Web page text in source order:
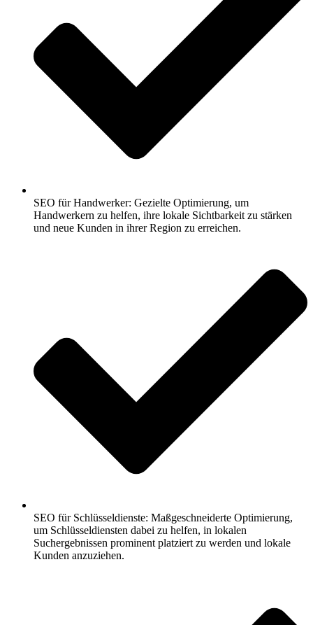
SEO für Handwerker: Gezielte Optimierung, um
Handwerkern zu helfen, ihre lokale Sichtbarkeit zu stärken
und neue Kunden in ihrer Region zu erreichen.
SEO für Schlüsseldienste: Maßgeschneiderte Optimierung,
um Schlüsseldiensten dabei zu helfen, in lokalen
Suchergebnissen prominent platziert zu werden und lokale
Kunden anzuziehen.